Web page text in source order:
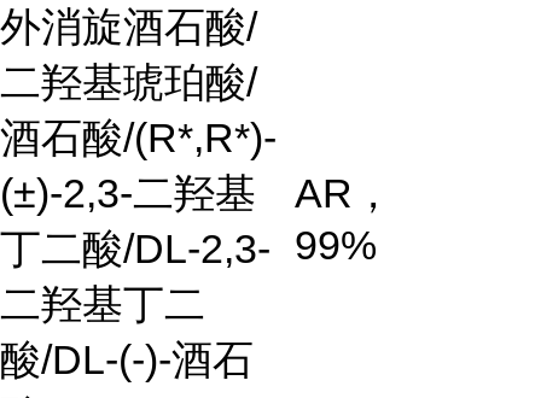
外消旋酒石酸/
二羟基琥珀酸/
酒石酸/(R*,R*)-
(±)-2,3-二羟基
丁二酸/DL-2,3-
二羟基丁二
酸/DL-(-)-酒石
AR ，
99%